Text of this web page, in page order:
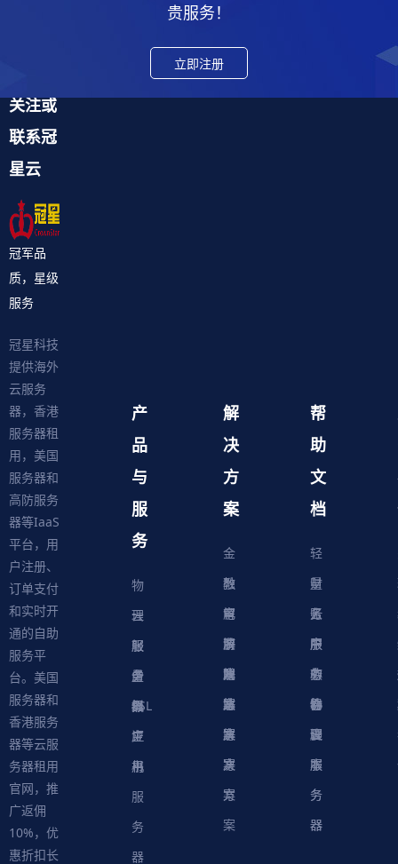
贵服务！
立即注册
关注或
联系冠
星云
冠军品
质，星级
服务
冠星科技
提供海外
云服务
器，香港
服务器租
用，美国
服务器和
高防服务
器等IaaS
平台，用
户注册、
订单支付
和实时开
通的自助
服务平
台。美国
服务器和
香港服务
器等云服
务器租用
官网，推
广返佣
10%，优
惠折扣长
产
品
与
服
务
物
理
服
务
器
云
服
务
器
轻
量
级
应
用
服
务
器
虚
拟
主
机
SSL
证
书
解
决
方
案
金
融
解
决
方
案
教
育
解
决
方
案
电
商
解
决
方
案
游
戏
解
决
方
案
网
站
解
决
方
案
帮
助
文
档
轻
量
云
服
务
器
财
务
中
心
账
户
中
心
服
务
协
议
软
件
脚
本
物
理
服
务
器
云
服
务
器